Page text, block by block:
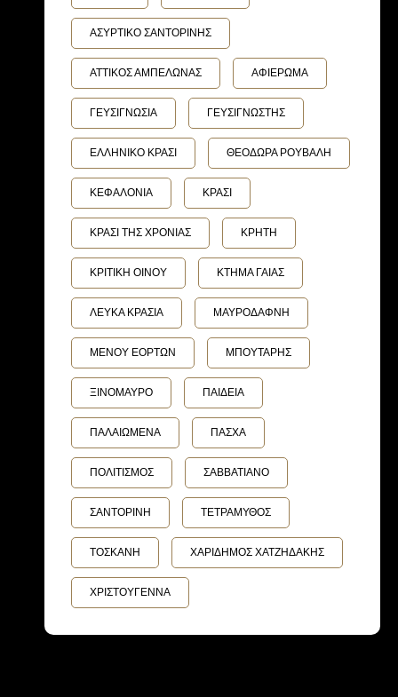
ΑΣΥΡΤΙΚΟ ΣΑΝΤΟΡΙΝΗΣ
ΑΤΤΙΚΟΣ ΑΜΠΕΛΩΝΑΣ ΑΦΙΕΡΩΜΑ
ΓΕΥΣΙΓΝΩΣΙΑ ΓΕΥΣΙΓΝΩΣΤΗΣ
ΕΛΛΗΝΙΚΟ ΚΡΑΣΙ ΘΕΟΔΩΡΑ ΡΟΥΒΑΛΗ
ΚΕΦΑΛΟΝΙΑ ΚΡΑΣΙ
ΚΡΑΣΙ ΤΗΣ ΧΡΟΝΙΑΣ ΚΡΗΤΗ
ΚΡΙΤΙΚΗ ΟΙΝΟΥ ΚΤΗΜΑ ΓΑΙΑΣ
ΛΕΥΚΑ ΚΡΑΣΙΑ ΜΑΥΡΟΔΑΦΝΗ
ΜΕΝΟΥ ΕΟΡΤΩΝ ΜΠΟΥΤΑΡΗΣ
ΞΙΝΟΜΑΥΡΟ ΠΑΙΔΕΙΑ
ΠΑΛΑΙΩΜΕΝΑ ΠΑΣΧΑ
ΠΟΛΙΤΙΣΜΟΣ ΣΑΒΒΑΤΙΑΝΟ
ΣΑΝΤΟΡΙΝΗ ΤΕΤΡΑΜΥΘΟΣ
ΤΟΣΚΑΝΗ ΧΑΡΙΔΗΜΟΣ ΧΑΤΖΗΔΑΚΗΣ
ΧΡΙΣΤΟΥΓΕΝΝΑ